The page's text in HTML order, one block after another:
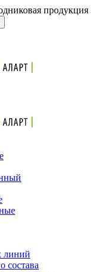
продукция
линий
состава